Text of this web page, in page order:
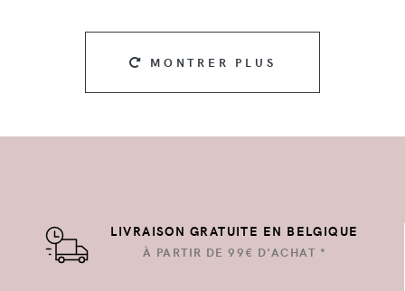
MONTRER PLUS
LIVRAISON GRATUITE EN BELGIQUE
À PARTIR DE 99€ D'ACHAT *